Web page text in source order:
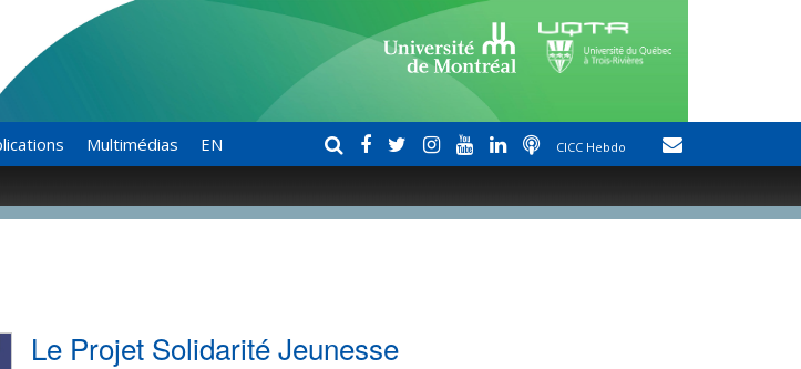
Multimédias EN CICC Hebdo
Le Projet Solidarité Jeunesse